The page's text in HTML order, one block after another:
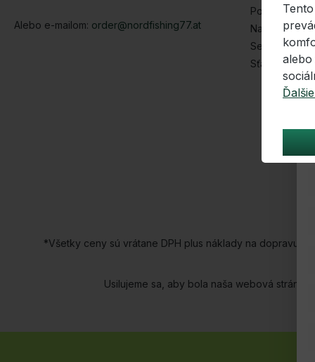
Alebo e-mailom: order@nordfishing77.at
Podmienky
Nastavenia
Servisná
Sťažnosti
*Všetky ceny sú vrátane DPH plus náklady na dopravu
Usilujeme sa, aby bola naša webová
alebo